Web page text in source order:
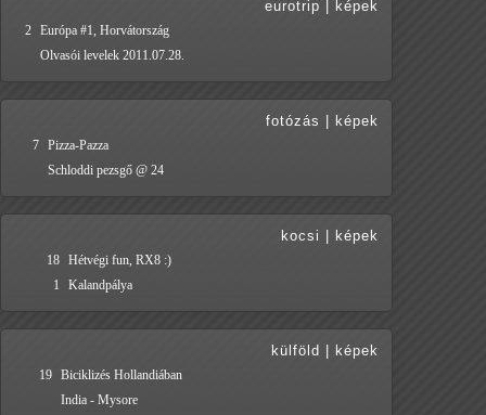
eurotrip képek
2 Európa #1, Horvátország
Olvasói levelek 2011.07.28.
fotózás képek
7 Pizza-Pazza
Schloddi pezsgő @ 24
kocsi képek
18 Hétvégi fun, RX8 :)
1
Kalandpálya
külföld képek
19 Biciklizés Hollandiában
India - Mysore